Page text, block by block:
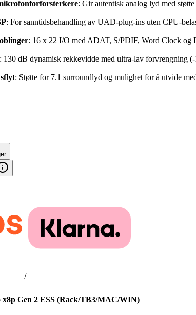
: Gir autentisk analog lyd med
: For sanntidsbehandling av UAD-plug-ins uten CPU-
: 16 x 22 I/O med ADAT, S/PDIF, Word Clock og
: 130 dB dynamisk rekkevidde med ultra-lav forvrengning
: Støtte for 7.1 surroundlyd og mulighet for å utvide
/
Gen 2 ESS (Rack/TB3/MAC/WIN)